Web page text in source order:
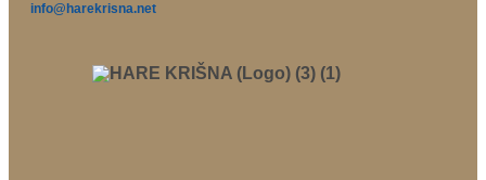
info@harekrisna.net